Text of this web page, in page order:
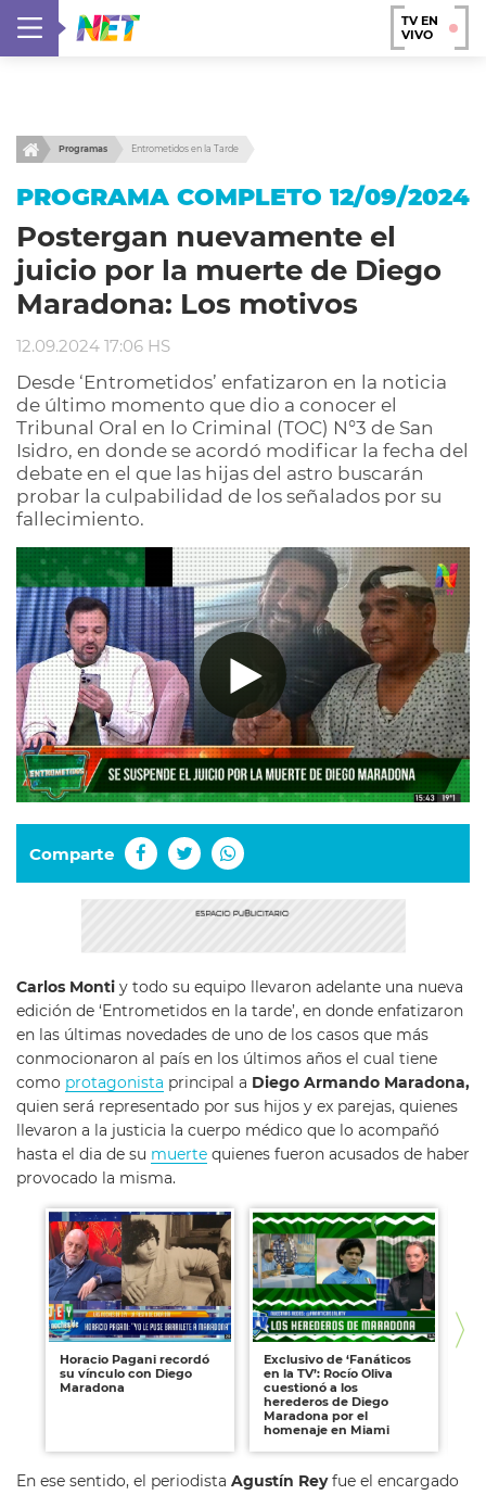
TV EN
VIVO
Programas Entrometidos en la Tarde
PROGRAMA COMPLETO 12/09/2024
Postergan nuevamente el
juicio por la muerte de Diego
Maradona: Los motivos
12.09.2024 17:06 HS
Desde ‘Entrometidos’ enfatizaron en la noticia
de último momento que dio a conocer el
Tribunal Oral en lo Criminal (TOC) N°3 de San
Isidro, en donde se acordó modificar la fecha del
debate en el que las hijas del astro buscarán
probar la culpabilidad de los señalados por su
fallecimiento.
Comparte
Carlos Monti y todo su equipo llevaron adelante una nueva
edición de ‘Entrometidos en la tarde’, en donde enfatizaron
en las últimas novedades de uno de los casos que más
conmocionaron al país en los últimos años el cual tiene
como protagonista principal a Diego Armando Maradona,
quien será representado por sus hijos y ex parejas, quienes
llevaron a la justicia la cuerpo médico que lo acompañó
hasta el dia de su muerte quienes fueron acusados de haber
provocado la misma.
Horacio Pagani recordó
su vínculo con Diego
Maradona
Exclusivo de ‘Fanáticos
en la TV’: Rocío Oliva
cuestionó a los
herederos de Diego
Maradona por el
homenaje en Miami
En ese sentido, el periodista Agustín Reyfue el encargado